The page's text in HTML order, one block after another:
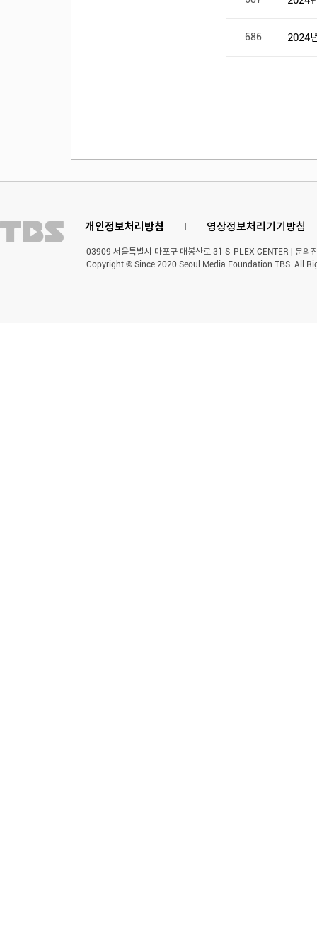
개인정보처리방침 l 영상정보처리기기방침
03909 서울특별시 마포구 매봉산로 31 S-PLEX CENTER | 문
Copyright © Since 2020 Seoul Media Foundation TBS. All